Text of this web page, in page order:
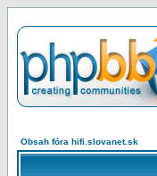
Obsah fóra hifi.slovanet.sk